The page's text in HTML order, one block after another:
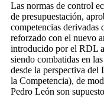
Las normas de control
de presupuestación,
competencias derivadas
reforzado con el nuevo
introducido por el RDL
siendo combatidas en
desde la perspectiva del
la Competencia), de
Pedro León son